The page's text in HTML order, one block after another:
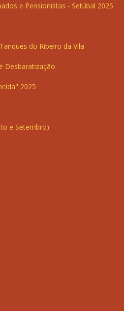
e Pensionistas - Setúbal 2025
do Ribeiro da Vila
Desbaratização
2025
e Setembro)